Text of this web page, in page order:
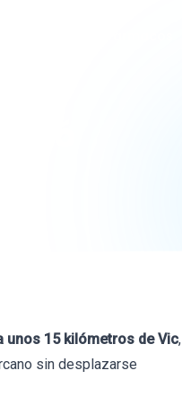
unos 15 kilómetros de Vic,
sin desplazarse